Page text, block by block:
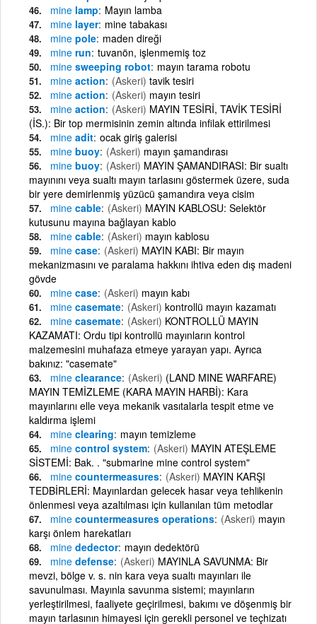
mine lamp Mayın lamba
mine layer mine tabakası
mine pole maden direği
mine run tuvanön, işlenmemiş toz
mine sweeping robot mayın tarama robotu
mine action (Askeri) tavik tesiri
mine action (Askeri) mayın tesiri
mine action (Askeri) MAYIN TESİRİ, TAVİK TESİRİ
(İS.): Bir top mermisinin zemin altında infilak ettirilmesi
mine adit ocak giriş galerisi
mine buoy (Askeri) mayın şamandırası
mine buoy (Askeri) MAYIN ŞAMANDIRASI: Bir sualtı
mayınını veya sualtı mayın tarlasını göstermek üzere, suda
bir yere demirlenmiş yüzücü şamandıra veya cisim
mine cable (Askeri) MAYIN KABLOSU: Selektör
kutusunu mayına bağlayan kablo
mine cable (Askeri) mayın kablosu
mine case (Askeri) MAYIN KABI: Bir mayın
mekanizmasını ve paralama hakkını ihtiva eden dış madeni
gövde
mine case (Askeri) mayın kabı
mine casemate (Askeri) kontrollü mayın kazamatı
mine casemate (Askeri) KONTROLLÜ MAYIN
KAZAMATI: Ordu tipi kontrollü mayınların kontrol
malzemesini muhafaza etmeye yarayan yapı. Ayrıca
bakınız: "casemate"
mine clearance (Askeri) (LAND MINE WARFARE)
MAYIN TEMİZLEME (KARA MAYIN HARBİ): Kara
mayınlarını elle veya mekanik vasıtalarla tespit etme ve
kaldırma işlemi
mine clearing mayın temizleme
mine control system (Askeri) MAYIN ATEŞLEME
SİSTEMİ: Bak. . "submarine mine control system"
mine countermeasures (Askeri) MAYIN KARŞI
TEDBİRLERİ: Mayınlardan gelecek hasar veya tehlikenin
önlenmesi veya azaltılması için kullanılan tüm metodlar
mine countermeasures operations (Askeri) mayın
karşı önlem harekatları
mine dedector mayın dedektörü
mine defense (Askeri) MAYINLA SAVUNMA: Bir
mevzi, bölge v. s. nin kara veya sualtı mayınları ile
savunulması. Mayınla savunma sistemi; mayınların
yerleştirilmesi, faaliyete geçirilmesi, bakımı ve döşenmiş bir
mayın tarlasının himayesi için gerekli personel ve teçhizatı